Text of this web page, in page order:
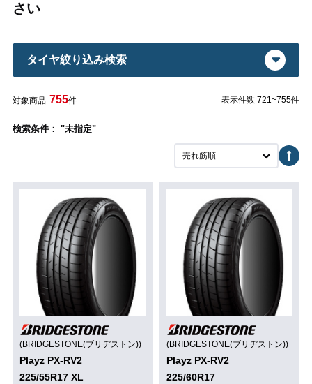
さい
タイヤ絞り込み検索
対象商品 755件 表示件数 721~755件
検索条件： "未指定"
売れ筋順
(BRIDGESTONE(ブリヂストン))
Playz PX-RV2
225/55R17 XL
(BRIDGESTONE(ブリヂストン))
Playz PX-RV2
225/60R17